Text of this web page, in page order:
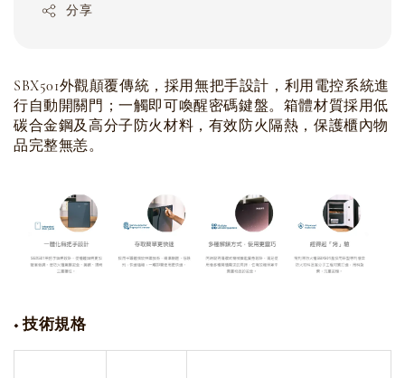
分享
SBX501外觀顛覆傳統，採用無把手設計，利用電控系統進
行自動開關門；一觸即可喚醒密碼鍵盤。箱體材質採用低
碳合金鋼及高分子防火材料，有效防火隔熱，保護櫃內物
品完整無恙。
◆技術規格